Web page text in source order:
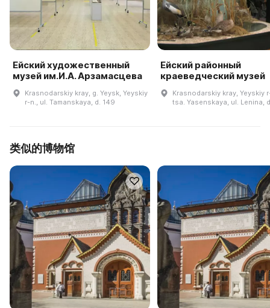
Ейский художественный
музей им.И.А. Арзамасцева
Krasnodarskiy kray, g. Yeysk, Yeyskiy
r-n., ul. Tamanskaya, d. 149
Ейский районный
краеведческий музей
Krasnodarskiy kray, Yeyskiy
tsa. Yasenskaya, ul. Lenina,
类似的博物馆